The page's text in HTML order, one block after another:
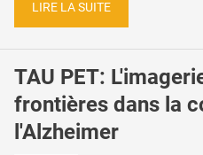
LIRE LA SUITE
TAU PET:
frontières dans la
l'Alzheimer